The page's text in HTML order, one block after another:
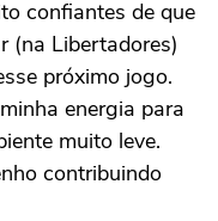
confiantes de que
(na Libertadores)
próximo jogo.
energia para
muito leve.
contribuindo